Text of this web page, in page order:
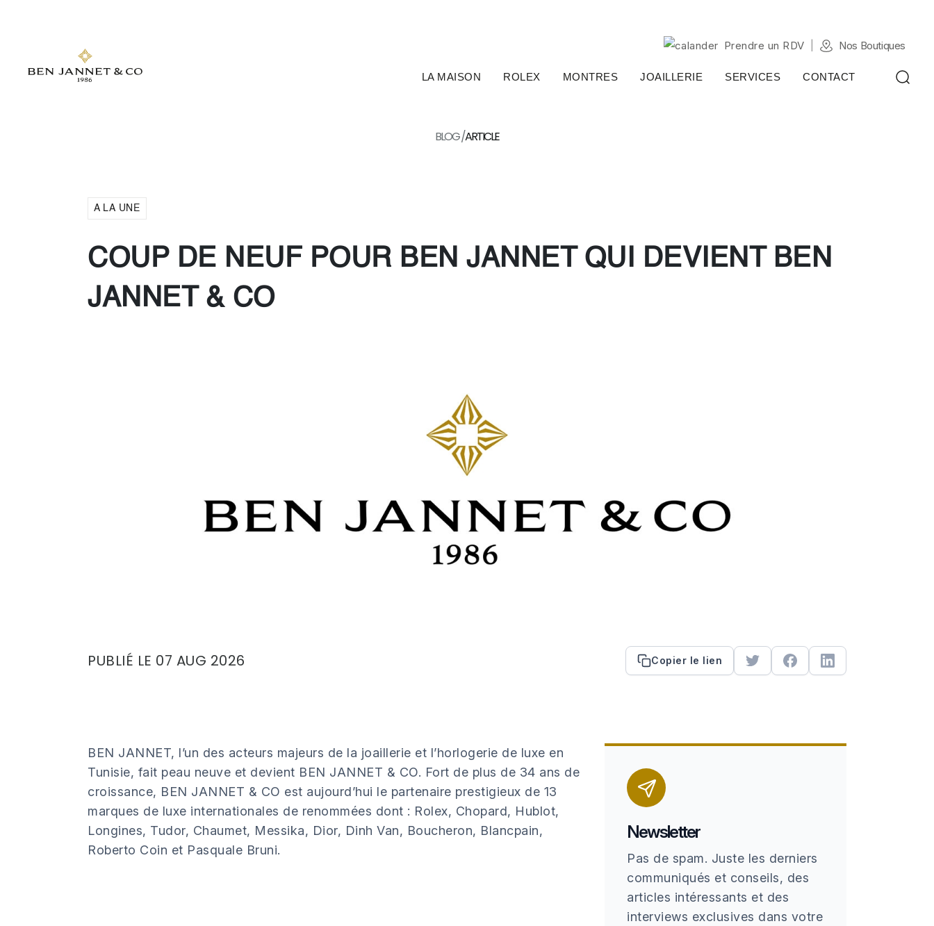
Prendre un RDV Nos Boutiques
LA MAISON ROLEX MONTRES JOAILLERIE SERVICES CONTACT
BLOG /ARTICLE
A LA UNE
COUP DE NEUF POUR BEN JANNET QUI DEVIENT BEN
JANNET & CO
PUBLIÉ LE 07 AUG 2026 Copier le lien
BEN JANNET, l’un des acteurs majeurs de la joaillerie et l’horlogerie de luxe en
Tunisie, fait peau neuve et devient BEN JANNET & CO. Fort de plus de 34 ans de
croissance, BEN JANNET & CO est aujourd’hui le partenaire prestigieux de 13
marques de luxe internationales de renommées dont : Rolex, Chopard, Hublot,
Longines, Tudor, Chaumet, Messika, Dior, Dinh Van, Boucheron, Blancpain,
Roberto Coin et Pasquale Bruni.
Newsletter
Pas de spam. Juste les derniers
communiqués et conseils, des
articles intéressants et des
interviews exclusives dans votre